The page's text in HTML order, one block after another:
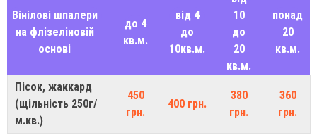
Вінілові шпалери
на флізеліновій
основі
до 4
кв.м.
від 4
до
10кв.м.
10
до
20
кв.м.
понад
20
кв.м.
Пісок, жаккард
(щільність 250г/
м.кв.)
450
грн.
400 грн.
380
грн.
360
грн.